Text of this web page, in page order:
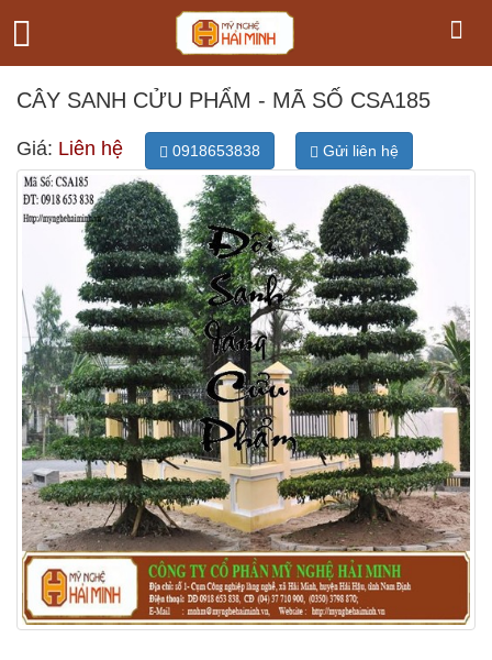
CÂY SANH CỬU PHẨM - MÃ SỐ CSA185
Giá: Liên hệ 0918653838 Gửi liên hệ